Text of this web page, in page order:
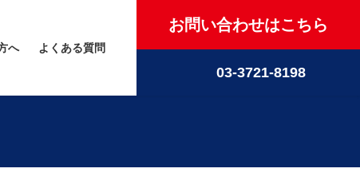
へ よくある質問
お問い合わせはこちら
03-3721-8198